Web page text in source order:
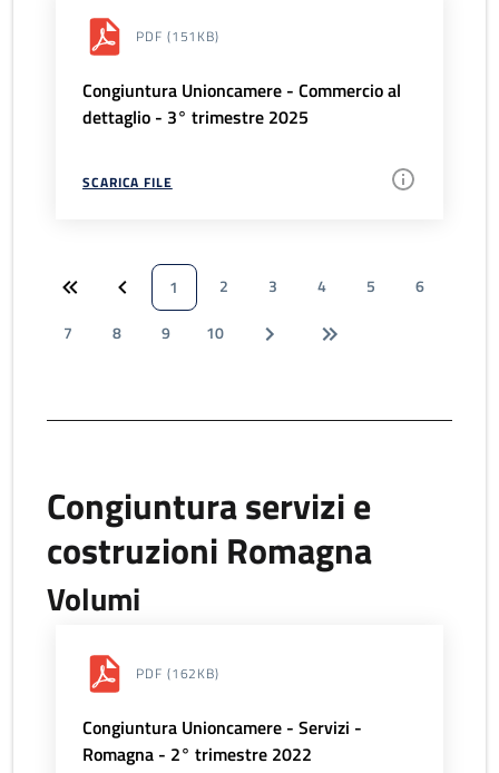
PDF (151KB)
Congiuntura Unioncamere - Commercio al
dettaglio - 3° trimestre 2025
SCARICA FILE
1 2 3 4 5
6
7
8 9 10
Congiuntura servizi e
costruzioni Romagna
Volumi
PDF (162KB)
Congiuntura Unioncamere - Servizi -
Romagna - 2° trimestre 2022